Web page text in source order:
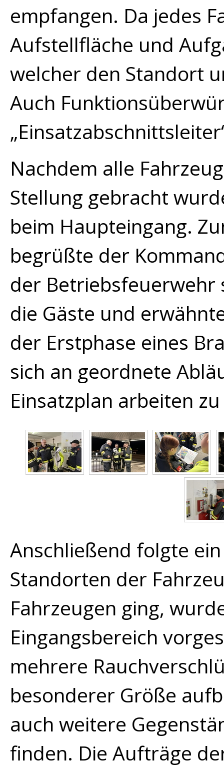
empfangen. Da jedes
Aufstellfläche und
welcher den Standort
Auch
Nachdem alle
Stellung gebracht
beim Haupteingang.
begrüßte der
der Betriebsfeuerwehr
die Gäste und
der Erstphase eines
sich an geordnete
Einsatzplan arbeiten
Anschließend folgte
Standorten der
Fahrzeugen ging,
Eingangsbereich
mehrere
besonderer Größe
auch weitere
finden. Die Aufträge